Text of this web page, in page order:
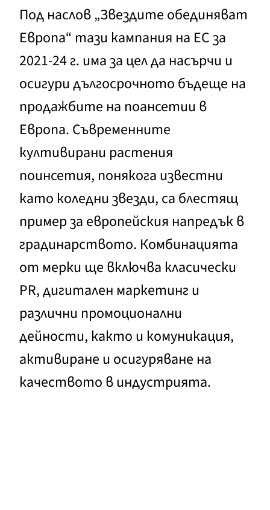
Под наслов „Звездите обединяват
Европа“ тази кампания на ЕС за
2021-24 г. има за цел да насърчи и
осигури дългосрочното бъдеще на
продажбите на поансетии в
Европа. Съвременните
култивирани растения
поинсетия, понякога известни
като коледни звезди, са блестящ
пример за европейския напредък в
градинарството. Комбинацията
от мерки ще включва класически
PR, дигитален маркетинг и
различни промоционални
дейности, както и комуникация,
активиране и осигуряване на
качеството в индустрията.